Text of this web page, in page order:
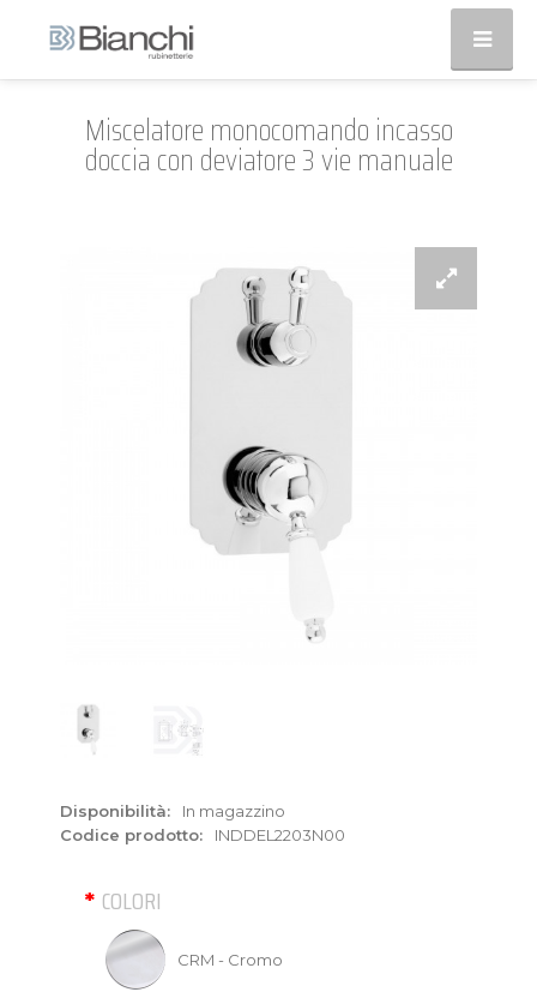
Miscelatore monocomando incasso
doccia con deviatore 3 vie manuale
Disponibilità:
In magazzino
Codice prodotto:
INDDEL2203N00
COLORI
CRM - Cromo